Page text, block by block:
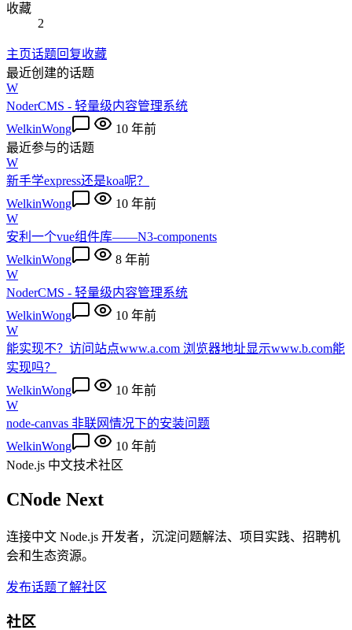
收藏
2
主页话题回复收藏
最近创建的话题
W
NoderCMS - 轻量级内容管理系统
WelkinWong
10 年前
最近参与的话题
W
新手学express还是koa呢？
WelkinWong
10 年前
W
安利一个vue组件库——N3-components
WelkinWong
8 年前
W
NoderCMS - 轻量级内容管理系统
WelkinWong
10 年前
W
能实现不？访问站点www.a.com 浏览器地址显示www.b.com能
实现吗？
WelkinWong
10 年前
W
node-canvas 非联网情况下的安装问题
WelkinWong
10 年前
Node.js 中文技术社区
CNode Next
连接中文 Node.js 开发者，沉淀问题解法、项目实践、招聘机
会和生态资源。
发布话题了解社区
社区